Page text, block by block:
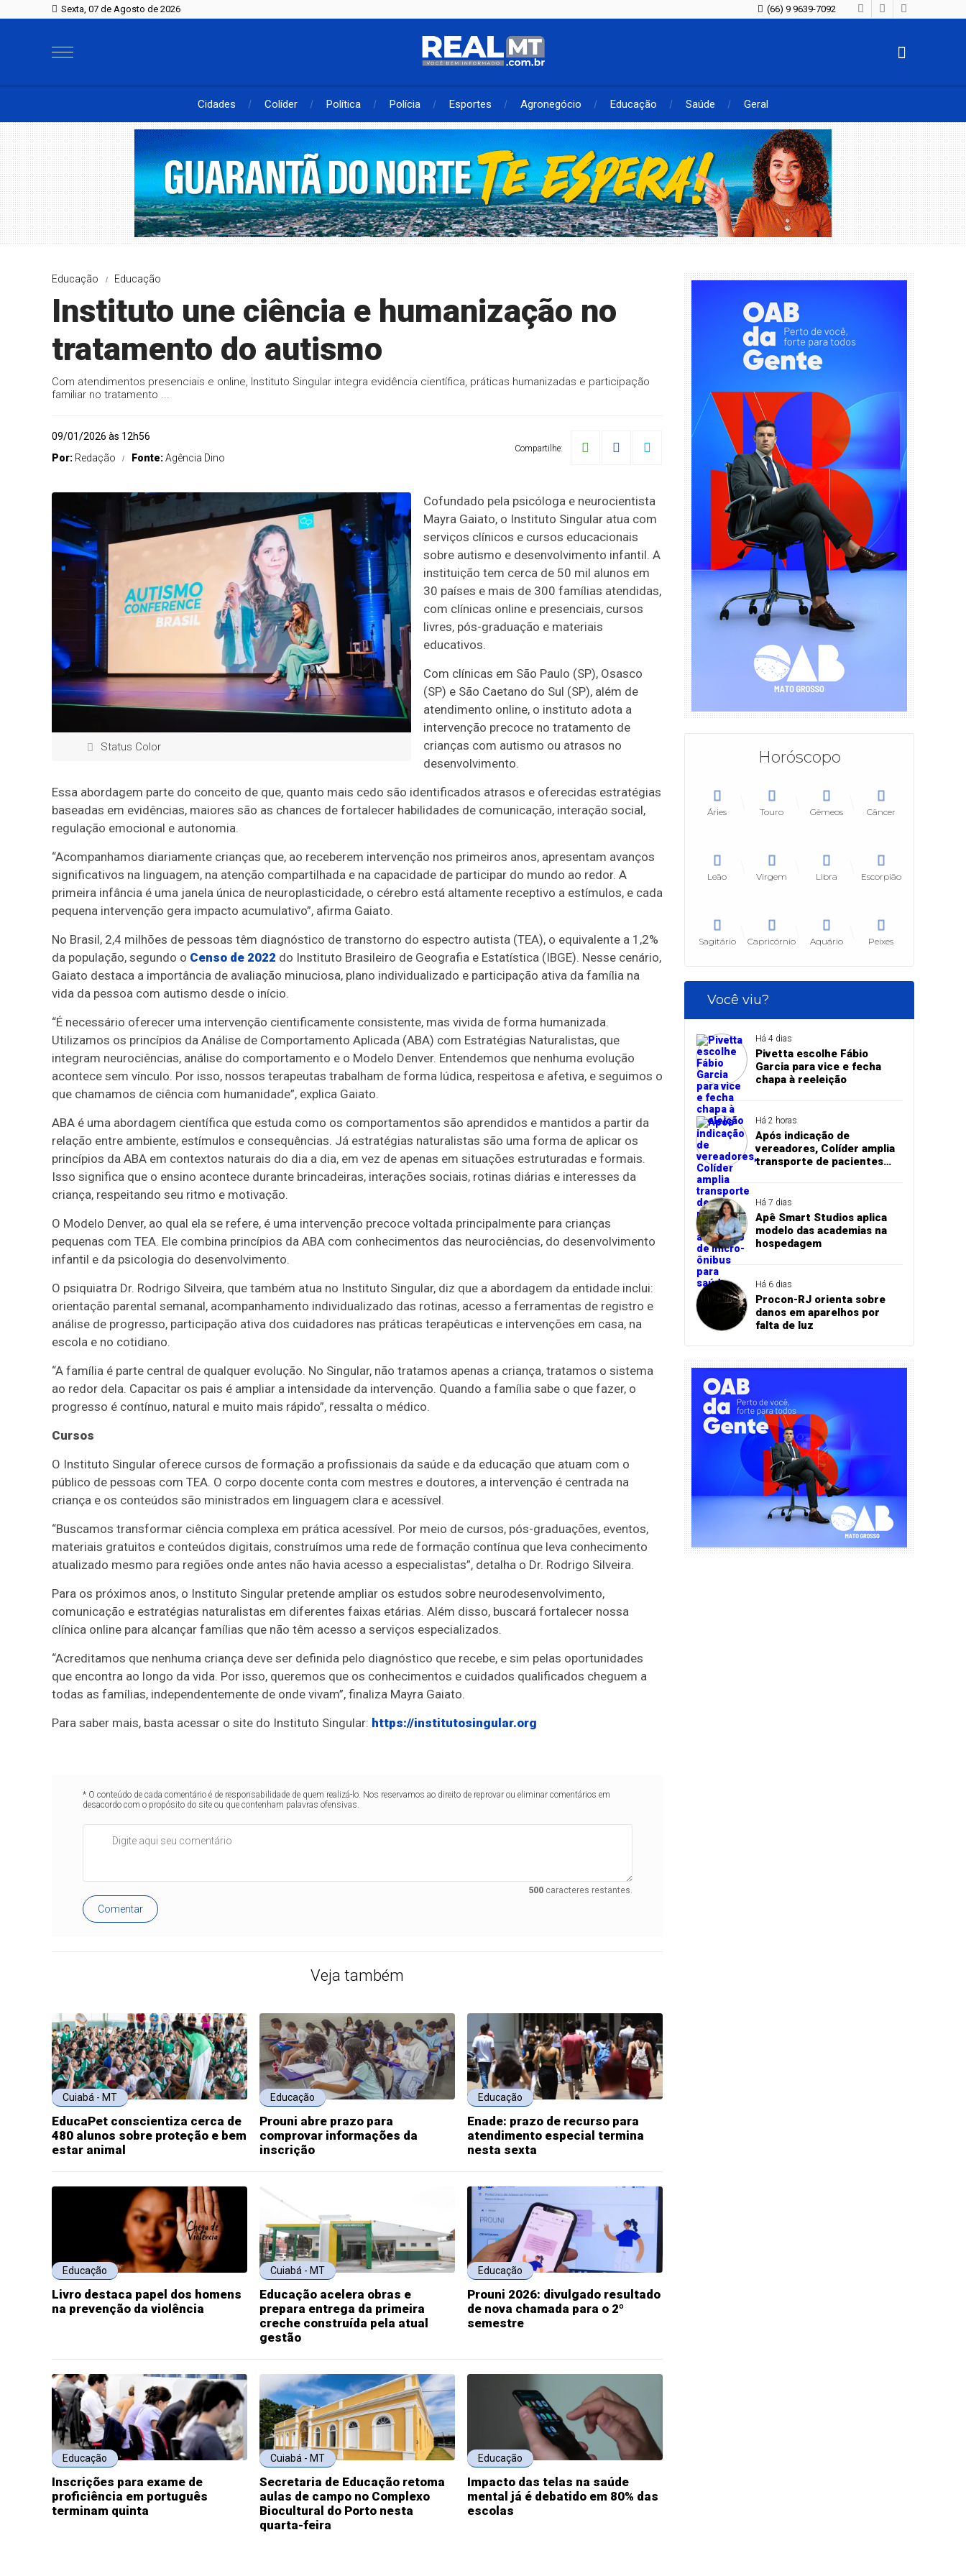
Sexta, 07 de Agosto de 2026 (66) 9 9639-7092
Cidades Colíder Política Polícia Esportes Agronegócio Educação Saúde Geral
Educação Educação
Instituto une ciência e humanização no
tratamento do autismo
Com atendimentos presenciais e online, Instituto Singular integra evidência científica, práticas humanizadas e participação
familiar no tratamento ...
09/01/2026 às 12h56
Por: Redação Fonte:Agência Dino
Compartilhe:
Status Color
Cofundado pela psicóloga e neurocientista
Mayra Gaiato, o Instituto Singular atua com
serviços clínicos e cursos educacionais
sobre autismo e desenvolvimento infantil. A
instituição tem cerca de 50 mil alunos em
30 países e mais de 300 famílias atendidas,
com clínicas online e presenciais, cursos
livres, pós-graduação e materiais
educativos.
Com clínicas em São Paulo (SP), Osasco
(SP) e São Caetano do Sul (SP), além de
atendimento online, o instituto adota a
intervenção precoce no tratamento de
crianças com autismo ou atrasos no
desenvolvimento.
Essa abordagem parte do conceito de que, quanto mais cedo são identificados atrasos e oferecidas estratégias
baseadas em evidências, maiores são as chances de fortalecer habilidades de comunicação, interação social,
regulação emocional e autonomia.
“Acompanhamos diariamente crianças que, ao receberem intervenção nos primeiros anos, apresentam avanços
significativos na linguagem, na atenção compartilhada e na capacidade de participar do mundo ao redor. A
primeira infância é uma janela única de neuroplasticidade, o cérebro está altamente receptivo a estímulos, e cada
pequena intervenção gera impacto acumulativo”, afirma Gaiato.
No Brasil, 2,4 milhões de pessoas têm diagnóstico de transtorno do espectro autista (TEA), o equivalente a 1,2%
da população, segundo o Censo de 2022 do Instituto Brasileiro de Geografia e Estatística (IBGE). Nesse cenário,
Gaiato destaca a importância de avaliação minuciosa, plano individualizado e participação ativa da família na
vida da pessoa com autismo desde o início.
“É necessário oferecer uma intervenção cientificamente consistente, mas vivida de forma humanizada.
Utilizamos os princípios da Análise de Comportamento Aplicada (ABA) com Estratégias Naturalistas, que
integram neurociências, análise do comportamento e o Modelo Denver. Entendemos que nenhuma evolução
acontece sem vínculo. Por isso, nossos terapeutas trabalham de forma lúdica, respeitosa e afetiva, e seguimos o
que chamamos de ciência com humanidade”, explica Gaiato.
ABA é uma abordagem científica que estuda como os comportamentos são aprendidos e mantidos a partir da
relação entre ambiente, estímulos e consequências. Já estratégias naturalistas são uma forma de aplicar os
princípios da ABA em contextos naturais do dia a dia, em vez de apenas em situações estruturadas e formais.
Isso significa que o ensino acontece durante brincadeiras, interações sociais, rotinas diárias e interesses da
criança, respeitando seu ritmo e motivação.
O Modelo Denver, ao qual ela se refere, é uma intervenção precoce voltada principalmente para crianças
pequenas com TEA. Ele combina princípios da ABA com conhecimentos das neurociências, do desenvolvimento
infantil e da psicologia do desenvolvimento.
O psiquiatra Dr. Rodrigo Silveira, que também atua no Instituto Singular, diz que a abordagem da entidade inclui:
orientação parental semanal, acompanhamento individualizado das rotinas, acesso a ferramentas de registro e
análise de progresso, participação ativa dos cuidadores nas práticas terapêuticas e intervenções em casa, na
escola e no cotidiano.
“A família é parte central de qualquer evolução. No Singular, não tratamos apenas a criança, tratamos o sistema
ao redor dela. Capacitar os pais é ampliar a intensidade da intervenção. Quando a família sabe o que fazer, o
progresso é contínuo, natural e muito mais rápido”, ressalta o médico.
Cursos
O Instituto Singular oferece cursos de formação a profissionais da saúde e da educação que atuam com o
público de pessoas com TEA. O corpo docente conta com mestres e doutores, a intervenção é centrada na
criança e os conteúdos são ministrados em linguagem clara e acessível.
“Buscamos transformar ciência complexa em prática acessível. Por meio de cursos, pós-graduações, eventos,
materiais gratuitos e conteúdos digitais, construímos uma rede de formação contínua que leva conhecimento
atualizado mesmo para regiões onde antes não havia acesso a especialistas”, detalha o Dr. Rodrigo Silveira.
Para os próximos anos, o Instituto Singular pretende ampliar os estudos sobre neurodesenvolvimento,
comunicação e estratégias naturalistas em diferentes faixas etárias. Além disso, buscará fortalecer nossa
clínica online para alcançar famílias que não têm acesso a serviços especializados.
“Acreditamos que nenhuma criança deve ser definida pelo diagnóstico que recebe, e sim pelas oportunidades
que encontra ao longo da vida. Por isso, queremos que os conhecimentos e cuidados qualificados cheguem a
todas as famílias, independentemente de onde vivam”, finaliza Mayra Gaiato.
Para saber mais, basta acessar o site do Instituto Singular: https://institutosingular.org
* O conteúdo de cada comentário é de responsabilidade de quem realizá-lo. Nos reservamos ao direito de reprovar ou eliminar comentários em
desacordo com o propósito do site ou que contenham palavras ofensivas.
500caracteres restantes.
Comentar
Veja também
Cuiabá - MT
EducaPet conscientiza cerca de
480 alunos sobre proteção e bem
estar animal
Educação
Prouni abre prazo para
comprovar informações da
inscrição
Educação
Enade: prazo de recurso para
atendimento especial termina
nesta sexta
Educação
Livro destaca papel dos homens
na prevenção da violência
Cuiabá - MT
Educação acelera obras e
prepara entrega da primeira
creche construída pela atual
gestão
Educação
Prouni 2026: divulgado resultado
de nova chamada para o 2º
semestre
Educação
Inscrições para exame de
proficiência em português
terminam quinta
Cuiabá - MT
Secretaria de Educação retoma
aulas de campo no Complexo
Biocultural do Porto nesta
quarta-feira
Educação
Impacto das telas na saúde
mental já é debatido em 80% das
escolas
Horóscopo
Áries Touro Gêmeos Câncer
Leão Virgem Libra Escorpião
Sagitário Capricórnio Aquário Peixes
Você viu?
Há 4 dias
Pivetta escolhe Fábio
Garcia para vice e fecha
chapa à reeleição
Há 2 horas
Após indicação de
vereadores, Colíder amplia
transporte de pacientes
Há 7 dias
Apê Smart Studios aplica
modelo das academias na
hospedagem
Há 6 dias
Procon-RJ orienta sobre
danos em aparelhos por
falta de luz